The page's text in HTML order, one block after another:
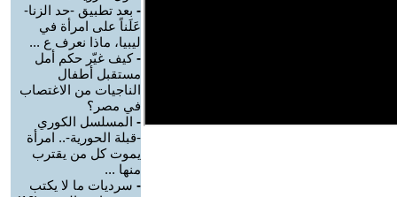
- بعد تطبيق -حد الزنا-
عَلَناً على امرأة في
ليبيا، ماذا نعرف ع ...
-كيف غيّر حكم أمل
مستقبل أطفال
الناجيات من الاغتصاب
في مصر؟
- المسلسل الكوري
-قبلة الحورية-.. امرأة
يموت كل من يقترب
منها ...
- سرديات ما لا يكتب